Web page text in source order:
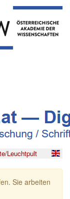
Leuchtpult
Sie arbeiten